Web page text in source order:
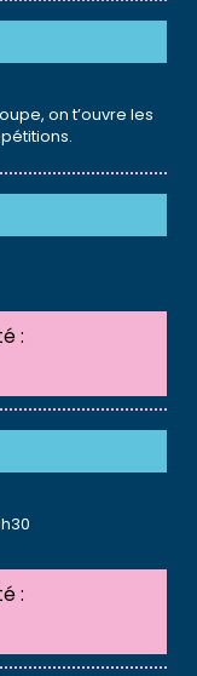
on t’ouvre les
:
: